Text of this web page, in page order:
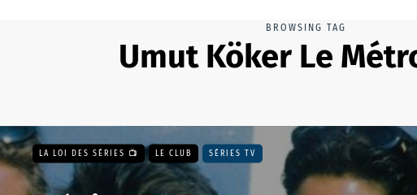
BROWSING TAG
Umut Köker Le
LA LOI DES SÉRIES 📺 LE CLUB SÉRIES TV